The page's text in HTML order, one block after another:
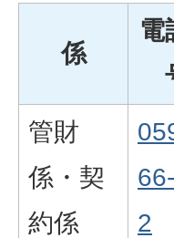
係
電
管財
係・契
約係
2